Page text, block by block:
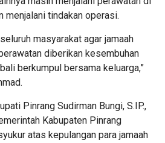
menjalani tindakan operasi.
masyarakat agar jamaah
diberikan kesembuhan
berkumpul bersama keluarga,”
Pinrang Sudirman Bungi, S.IP.,
Kabupaten Pinrang
atas kepulangan para jamaah